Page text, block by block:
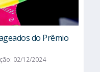
do Prêmio
02/12/2024